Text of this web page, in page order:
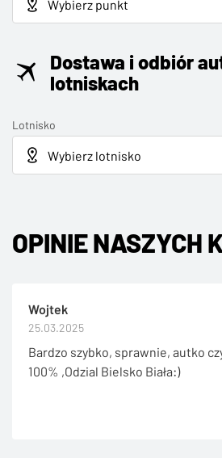
Dostawa i odbiór
lotniskach
Lotnisko
OPINIE NASZYCH
Wojtek
25.03.2025
Bardzo szybko, sprawnie, autko
100% ,Odzial Bielsko Biała:)